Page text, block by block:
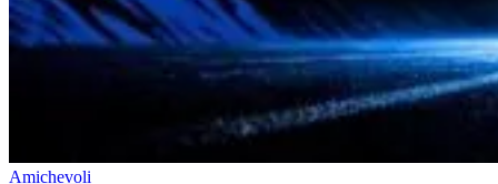
Amichevoli